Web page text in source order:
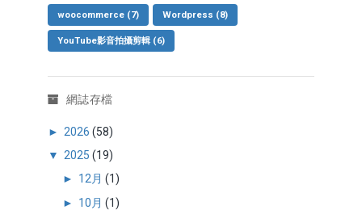
woocommerce (7) Wordpress (8)
YouTube影音拍攝剪輯 (6)
網誌存檔
► 2026 (58)
▼ 2025 (19)
► 12月(1)
► 10月(1)